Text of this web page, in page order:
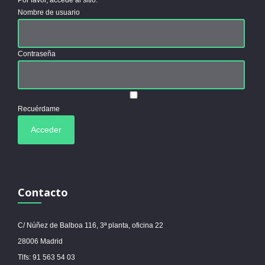
Nombre de usuario
Contraseña
Recuérdame
Contacto
C/ Núñez de Balboa 116, 3ª planta, oficina 22
28006 Madrid
Tlfs: 91 563 54 03